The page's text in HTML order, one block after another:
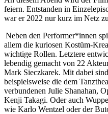
feiern. Entstanden in
war er 2022 nur kurz im Netz
Neben den Performer*innen
allem die kuriosen Kostüm-
wichtige Rollen. Letztere
lebendig gemacht von 22
Mark Sieczkarek. Mit dabei
beispielsweise die dem
verbundenen Julie Shanahan,
Kenji Takagi. Oder auch
wie Karlo Wentzel oder der